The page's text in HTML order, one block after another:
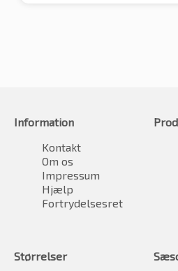
Information
Kontakt
Om os
Impressum
Hjælp
Fortrydelsesret
Størrelser